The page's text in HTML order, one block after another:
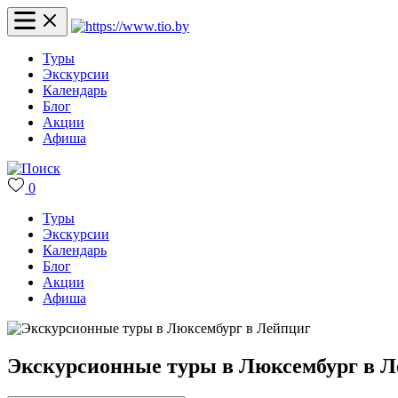
Туры
Экскурсии
Календарь
Блог
Акции
Афиша
0
Туры
Экскурсии
Календарь
Блог
Акции
Афиша
Экскурсионные туры в Люксембург в